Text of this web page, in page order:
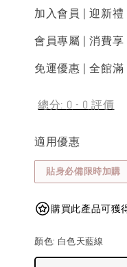
加入會員 | 迎新禮
會員專屬 | 消費享
免運優惠 | 全館滿
總分: 0 - 0 評價
適用優惠
貼身必備限時加購
購買此產品可獲
顏色: 白色天藍線